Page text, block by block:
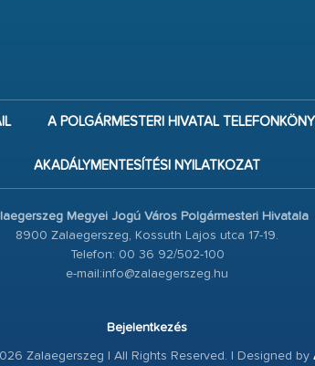
A POLGÁRMESTERI HIVATAL
AKADÁLYMENTESÍTÉSI NYILATKOZAT
Megyei Jogú Város Polgármesteri Hivatala
8900 Zalaegerszeg, Kossuth Lajos utca 17-19.
Telefon: 00 36 92/502-100
e-mail:info@zalaegerszeg.hu
Bejelentkezés
Zalaegerszeg | All Rights Reserved. | Designed by